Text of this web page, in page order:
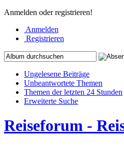
Anmelden oder registrieren!
Anmelden
Registrieren
Ungelesene Beiträge
Unbeantwortete Themen
Themen der letzten 24 Stunden
Erweiterte Suche
Reiseforum -